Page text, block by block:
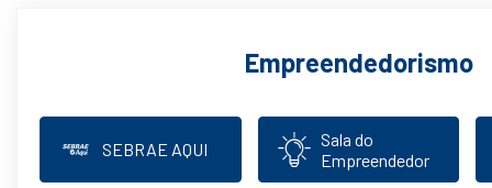
Empreendedorismo
SEBRAE AQUI
Sala do
Empreendedor